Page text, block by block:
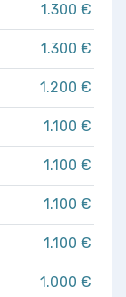
1.300 €
1.300 €
1.200 €
1.100 €
1.100 €
1.100 €
1.100 €
1.000 €